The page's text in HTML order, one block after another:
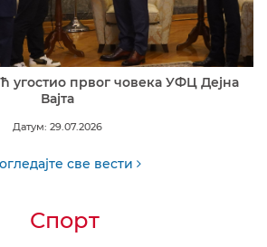
угостио првог човека УФЦ Дејна
Вајта
Датум: 29.07.2026
све вести
Спорт